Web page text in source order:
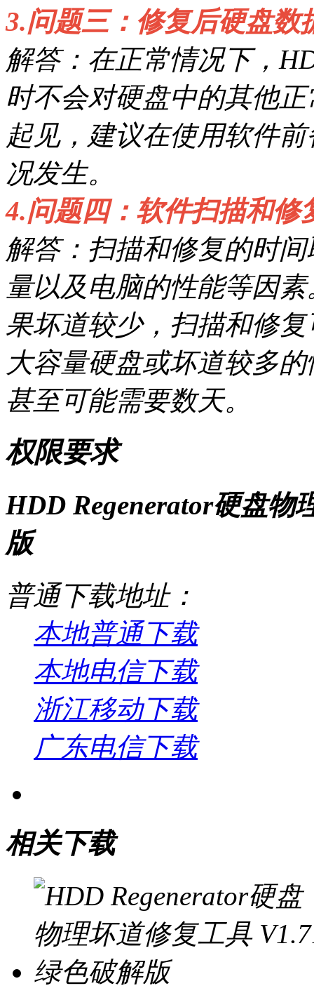
3.问题三：修复后硬盘数
解答：在正常情况下，
时不会对硬盘中的其他
起见，建议在使用软件
况发生。
4.问题四：软件扫描和修
解答：扫描和修复的时
量以及电脑的性能等因
果坏道较少，扫描和修
大容量硬盘或坏道较多
甚至可能需要数天。
权限要求
HDD Regenerator硬盘物
版
普通下载地址：
本地普通下载
本地电信下载
浙江移动下载
广东电信下载
相关下载